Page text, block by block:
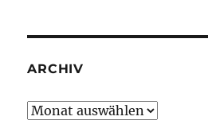
ARCHIV
Archiv